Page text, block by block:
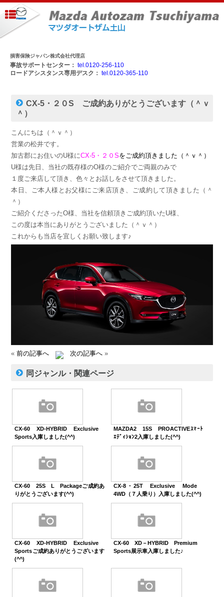
損害保険ジャパン株式会社代理店
事故サポートセンター： tel.0120-256-110
ロードアシスタンス専用デスク： tel.0120-365-110
CX-5・２０S ご成約ありがとうございます（＾ｖ
＾）
こんにちは（＾ｖ＾）
営業の松井です。
加古郡にお住いのU様にCX-5・２０Sをご成約頂きました（＾ｖ＾）
U様は先日、当社の既存様のO様のご紹介でご両親のみで
１度ご来店して頂き、色々とお話しをさせて頂きました。
本日、ご本人様とお父様にご来店頂き、ご成約して頂きました（＾
＾）
ご紹介くださったO様、当社を信頼頂きご成約頂いたU様、
この度は本当にありがとうございました（＾ｖ＾）
これからも当店を宜しくお願い致します♪
«前の記事へ 次の記事へ »
同ジャンル・関連ページ
CX-60 XD-HYBRID Exclusive
Sports入庫しました(^^)
MAZDA2 15S PROACTIVEｽﾏｰﾄ
ｴﾃﾞｨｼｮﾝ2入庫しました(^^)
CX-60 25S L Packageご成約あ
りがとうございます(^^)
CX-8・25T Exclusive Mode
4WD（７人乗り）入庫しました(^^)
CX-60 XD-HYBRID Exclusive
Sportsご成約ありがとうございます
(^^)
CX-60 XD－HYBRID Premium
Sports展示車入庫しました♪